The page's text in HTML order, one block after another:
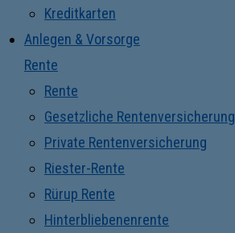
Kreditkarten
Anlegen & Vorsorge
Rente
Rente
Gesetzliche Rentenversicherung
Private Rentenversicherung
Riester-Rente
Rürup Rente
Hinterbliebenenrente